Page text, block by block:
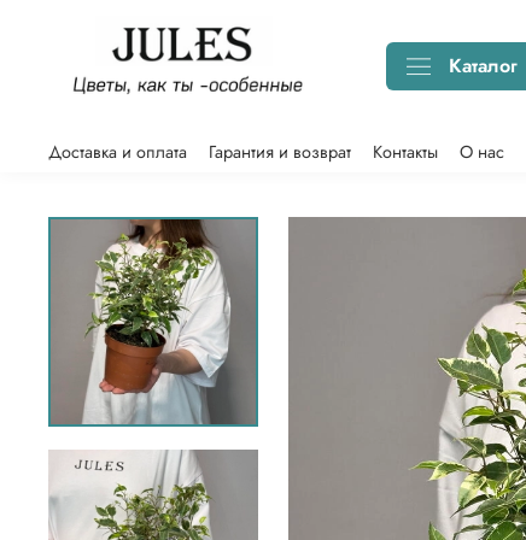
Каталог
Доставка и оплата Гарантия и возврат Контакты О нас